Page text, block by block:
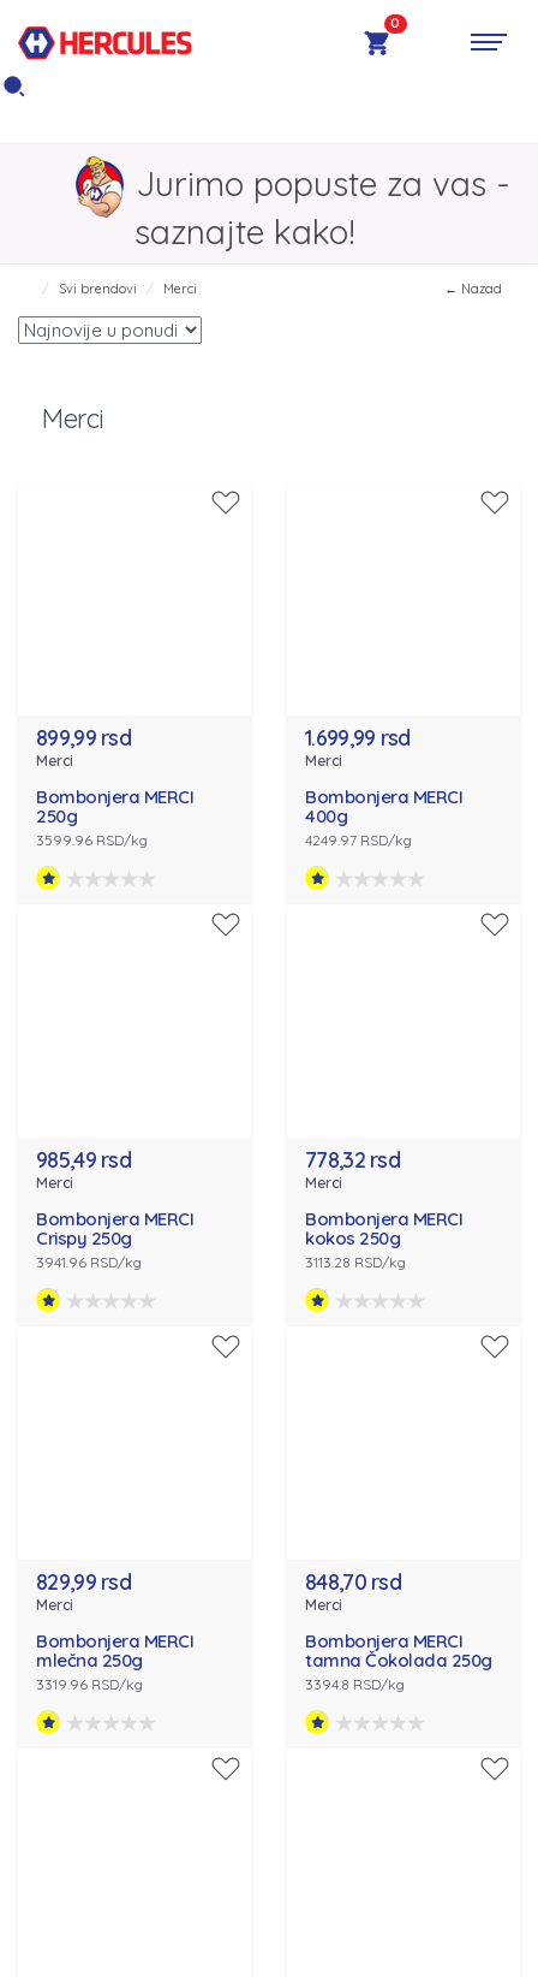
0
Jurimo popuste za vas -
saznajte kako!
Svi brendovi Merci ← Nazad
Merci
899,99 rsd
Merci
Bombonjera MERCI
250g
3599.96 RSD/kg
1.699,99 rsd
Merci
Bombonjera MERCI
400g
4249.97 RSD/kg
985,49 rsd
Merci
Bombonjera MERCI
Crispy 250g
3941.96 RSD/kg
778,32 rsd
Merci
Bombonjera MERCI
kokos 250g
3113.28 RSD/kg
829,99 rsd
Merci
Bombonjera MERCI
mlečna 250g
3319.96 RSD/kg
848,70 rsd
Merci
Bombonjera MERCI
tamna Čokolada 250g
3394.8 RSD/kg